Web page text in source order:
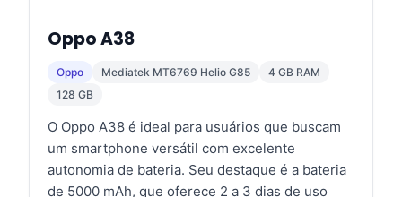
Oppo A38
Oppo Mediatek MT6769 Helio G85
4 GB RAM
128 GB
O Oppo A38 é ideal para usuários que buscam
um smartphone versátil com excelente
autonomia de bateria. Seu destaque é a bateria
de 5000 mAh, que oferece 2 a 3 dias de uso